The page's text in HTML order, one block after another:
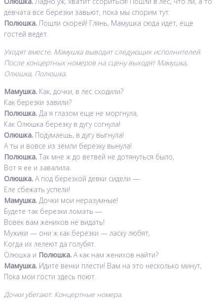
девчата все березки завьют, пока мы спорим тут.
Полюшка. Пошли скорей! Глянь, Мамушка сюда идет, еще
гостей ведет.
Уходят вместе. Мамушка выводит следующих исполнителей.
После концертных номеров на сцену выходят Мамушка,
Олюшка, Полюшка.
Мамушка. Как, дочки, в лес сходили?
Как березки завили?
Полюшка. Да я глазом еще не моргнула,
Как Олюшка березку в дугу согнула!
Олюшка. Подумаешь, в дугу выгнула!
А ты и вовсе из земли березку вынула!
Полюшка. Так мне ж до ветвей не дотянуться было,
Вот я ее и завалила.
Олюшка. А под березкой девки сидели —
Еле сбежать успели!
Мамушка. Дочки мои неразумные!
Будете так березки ломать —
Вовек вам женихов не видать!
Мужики — они ж как березки — ласку любят,
Когда их лелеют да голубят.
Олюшка и Полюшка. А как нам женихов найти?
Мамушка. Идите венки плести! Вам на это несколько минут,
Пока мои гости здесь поют.
Дочки убегают. Концертные номера.